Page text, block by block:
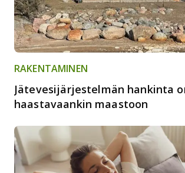
RAKENTAMINEN
Jätevesijärjestelmän hankinta
haastavaankin maastoon